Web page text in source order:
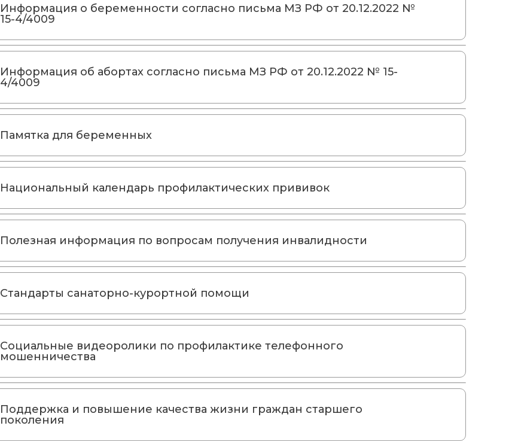
Информация о беременности согласно письма МЗ РФ от 20.12.2022 №
15-4/4009
Информация об абортах согласно письма МЗ РФ от 20.12.2022 № 15-
4/4009
Памятка для беременных
Национальный календарь профилактических прививок
Полезная информация по вопросам получения инвалидности
Стандарты санаторно-курортной помощи
Социальные видеоролики по профилактике телефонного
мошенничества
Поддержка и повышение качества жизни граждан старшего
поколения